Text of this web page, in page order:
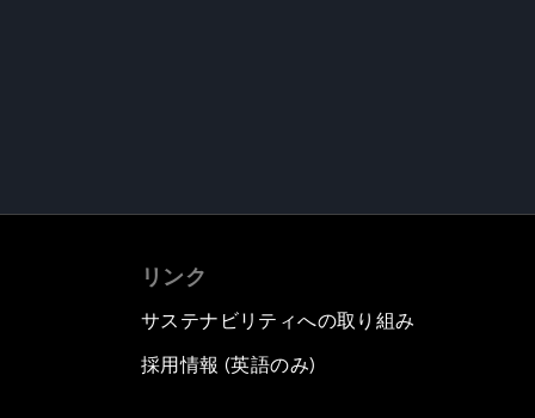
リンク
サステナビリティへの取り組み
採用情報 (英語のみ)